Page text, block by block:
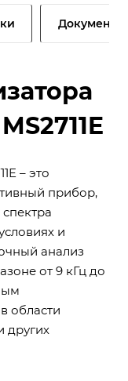
Документы
– это
прибор,
и
анализ
от 9 кГц до
области
других